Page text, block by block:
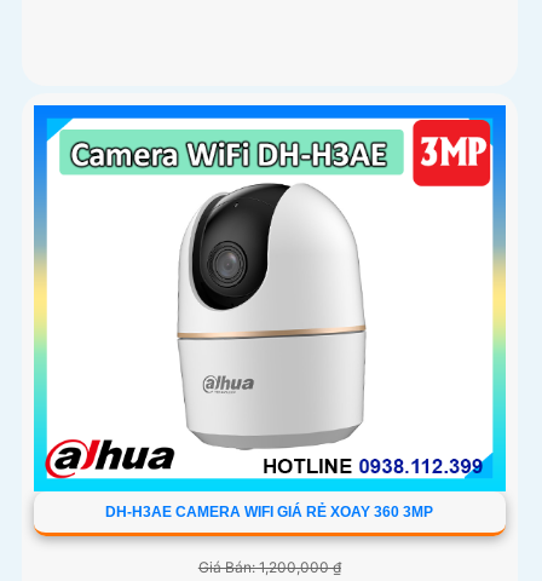
DH-H3AE CAMERA WIFI GIÁ RẺ XOAY 360 3MP
Giá Bán: 1,200,000 ₫